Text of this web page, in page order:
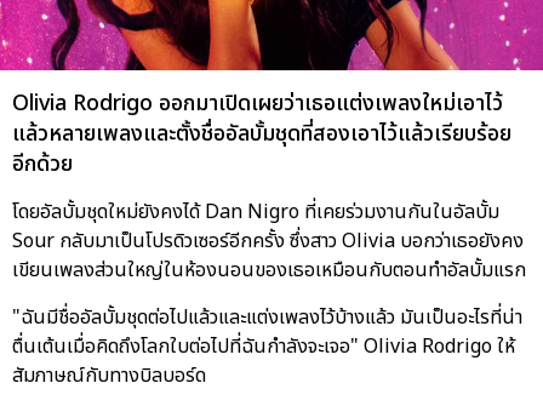
Olivia Rodrigo ออกมาเปิดเผยว่าเธอแต่งเพลงใหม่เอาไว้
แล้วหลายเพลงและตั้งชื่ออัลบั้มชุดที่สองเอาไว้แล้วเรียบร้อย
อีกด้วย
โดยอัลบั้มชุดใหม่ยังคงได้ Dan Nigro ที่เคยร่วมงานกันในอัลบั้ม
Sour กลับมาเป็นโปรดิวเซอร์อีกครั้ง ซึ่งสาว Olivia บอกว่าเธอยังคง
เขียนเพลงส่วนใหญ่ในห้องนอนของเธอเหมือนกับตอนทำอัลบั้มแรก
"ฉันมีชื่ออัลบั้มชุดต่อไปแล้วและแต่งเพลงไว้บ้างแล้ว มันเป็นอะไรที่น่า
ตื่นเต้นเมื่อคิดถึงโลกใบต่อไปที่ฉันกำลังจะเจอ" Olivia Rodrigo ให้
สัมภาษณ์กับทางบิลบอร์ด